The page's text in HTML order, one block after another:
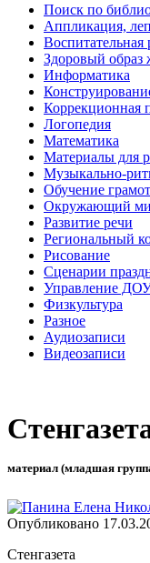
Поиск по
Аппликация,
Воспитательная
Здоровый образ
Информатика
Коррекционная
Логопедия
Математика
Материалы для
Музыкально-
Обучение
Окружающий
Развитие речи
Региональный
Рисование
Сценарии
Управление
Физкультура
Разное
Аудиозаписи
Видеозаписи
материал (младшая
Опубликовано
Стенгазета